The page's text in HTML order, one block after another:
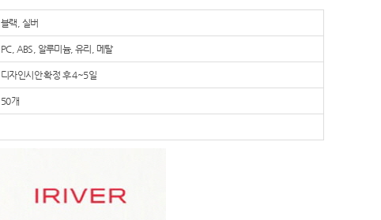
블랙, 실버
PC, ABS, 알루미늄, 유리, 메탈
디자인시안 확정 후 4~5일
50개